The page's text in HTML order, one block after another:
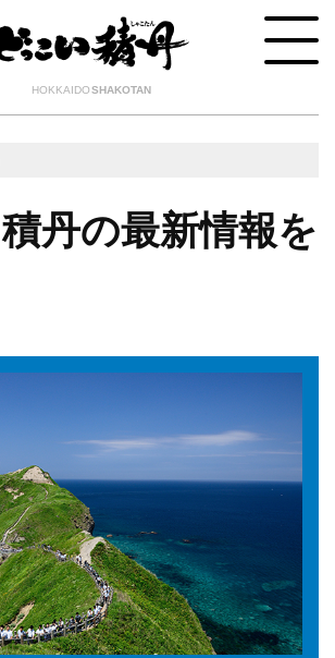
HOKKAIDOSHAKOTAN
積丹の最新情報を